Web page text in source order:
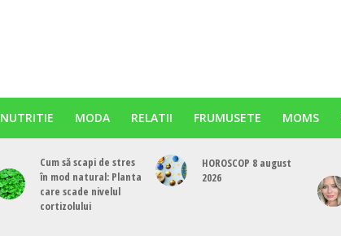
NUTRITIE MODA RELATII FRUMUSETE MOMS
Cum să scapi de stres
în mod natural: Planta
care scade nivelul
cortizolului
HOROSCOP 8 august
2026